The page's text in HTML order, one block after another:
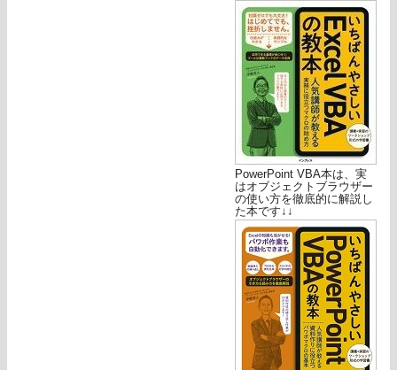
PowerPoint VBA本は、実
はオブジェクトブラウザー
の使い方を徹底的に解説し
た本です↓↓